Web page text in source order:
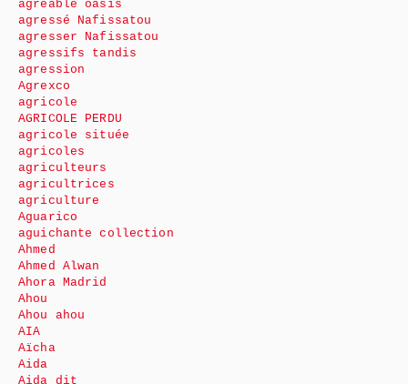
agréable oasis
agressé Nafissatou
agresser Nafissatou
agressifs tandis
agression
Agrexco
agricole
AGRICOLE PERDU
agricole située
agricoles
agriculteurs
agricultrices
agriculture
Aguarico
aguichante collection
Ahmed
Ahmed Alwan
Ahora Madrid
Ahou
Ahou ahou
AIA
Aïcha
Aida
Aida dit